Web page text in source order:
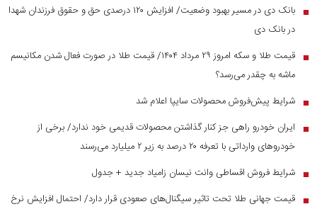
■
بانک دی در مسیر بهبود وضعیت/ افزایش ۱۲۰ درصدی حق و حقوق فرزندان شهدا
در بانک دی
■
قیمت طلا و سکه امروز ۲۹ مرداد ۱۴۰۴/ قیمت طلا در صورت فعال شدن مکانیسم
ماشه به چقدر می‌رسد؟
■ شرایط پیش‌فروش محصولات سایپا اعلام شد
■
ایران خودرو راهی جز کنار گذاشتن محصولات قدیمی خود ندارد/ برخی از
خودرو‌های وارداتی با تعرفه ۲۰ درصد به زیر ۲ میلیارد می‌رسند
■ شرایط فروش اقساطی وانت نیسان زامیاد جدید + جدول
■ قیمت جهانی طلا تحت تاثیر سیگنال‌های صعودی قرار دارد/ احتمال افزایش نرخ